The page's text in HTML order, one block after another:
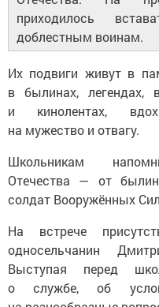
приходилось
доблестным воинам.
Их подвиги живут в
в былинах, легендах,
и кинолентах,
на мужество и отвагу.
Школьникам
Отечества — от
солдат Вооружённых
На встрече
односельчанин
Выступая перед
о службе, об